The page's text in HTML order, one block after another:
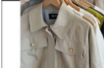
Taller encuadernación San Pedro